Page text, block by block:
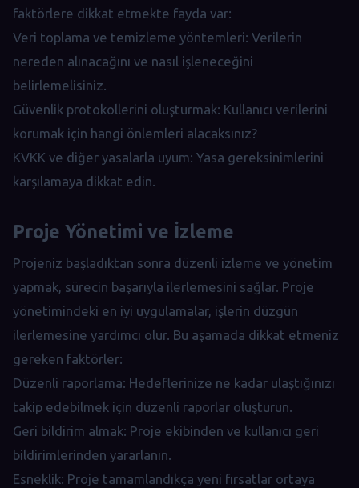
faktörlere dikkat etmekte fayda var:
Veri toplama ve temizleme yöntemleri: Verilerin
nereden alınacağını ve nasıl işleneceğini
belirlemelisiniz.
Güvenlik protokollerini oluşturmak: Kullanıcı verilerini
korumak için hangi önlemleri alacaksınız?
KVKK ve diğer yasalarla uyum: Yasa gereksinimlerini
karşılamaya dikkat edin.
Proje Yönetimi ve İzleme
Projeniz başladıktan sonra düzenli izleme ve yönetim
yapmak, sürecin başarıyla ilerlemesini sağlar. Proje
yönetimindeki en iyi uygulamalar, işlerin düzgün
ilerlemesine yardımcı olur. Bu aşamada dikkat etmeniz
gereken faktörler:
Düzenli raporlama: Hedeflerinize ne kadar ulaştığınızı
takip edebilmek için düzenli raporlar oluşturun.
Geri bildirim almak: Proje ekibinden ve kullanıcı geri
bildirimlerinden yararlanın.
Esneklik: Proje tamamlandıkça yeni fırsatlar ortaya